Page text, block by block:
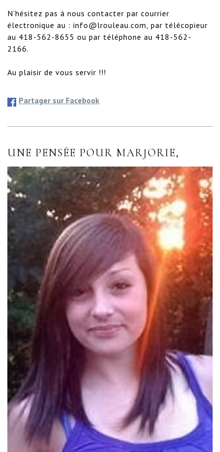
N’hésitez pas à nous contacter par courrier
électronique au : info@lrouleau.com, par télécopieur
au 418-562-8655 ou par téléphone au 418-562-
2166.
Au plaisir de vous servir !!!
Partager sur Facebook
UNE PENSÉE POUR MARJORIE,